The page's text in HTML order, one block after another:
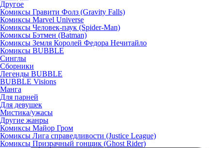
Другое
Комиксы Гравити Фолз (Gravity Falls)
Комиксы Marvel Universe
Комиксы Человек-паук (Spider-Man)
Комиксы Бэтмен (Batman)
Комиксы Земля Королей Федора Нечитайло
Комиксы BUBBLE
Синглы
Сборники
Легенды BUBBLE
BUBBLE Visions
Манга
Для парней
Для девушек
Мистика/ужасы
Другие жанры
Комиксы Майор Гром
Комиксы Лига справедливости (Justice League)
Комиксы Призрачный гонщик (Ghost Rider)